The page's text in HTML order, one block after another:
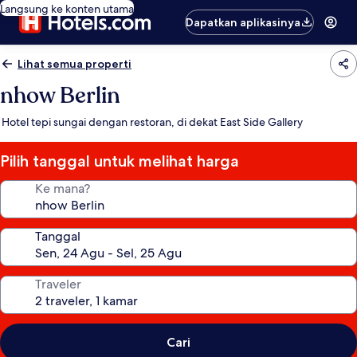
Langsung ke konten utama
Dapatkan aplikasinya
Lihat semua properti
nhow Berlin
Hotel tepi sungai dengan restoran, di dekat East Side Gallery
Pilih tanggal untuk melihat harga
Ke mana?
Tanggal
Traveler
Cari